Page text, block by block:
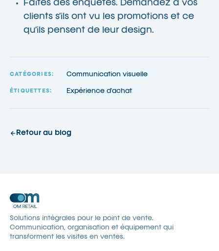
Faites des enquêtes. Demandez à vos
clients s’ils ont vu les promotions et ce
qu’ils pensent de leur design.
CATÉGORIES: Communication visuelle
ÉTIQUETTES: Expérience d'achat
Retour au blog
Solutions intégrales pour le point de vente.
Communication, organisation et équipement qui
transforment les visites en ventes.